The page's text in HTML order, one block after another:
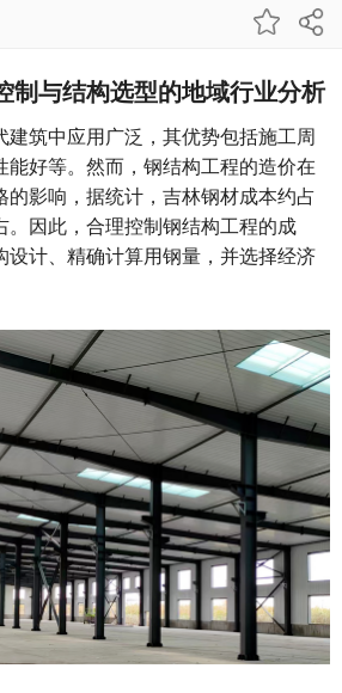
制与结构选型的地域行业分析
建筑中应用广泛，其优势包括施工周
能好等。然而，钢结构工程的造价在
的影响，据统计，吉林钢材成本约占
。因此，合理控制钢结构工程的成
设计、精确计算用钢量，并选择经济